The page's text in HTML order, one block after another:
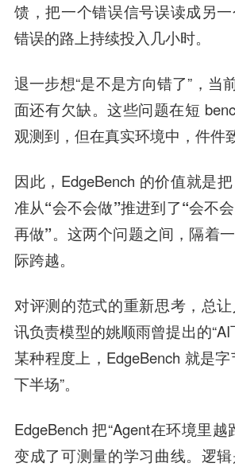
馈，把一个错误信号误读成另
错误的路上持续投入几小时。
退一步想“是不是方向错了”，当
面还有欠缺。这些问题在短
观测到，但在真实环境中，件件
因此，EdgeBench 的价值就是
准从“会不会做”推进到了“会不
再做”。这两个问题之间，隔着
际跨越。
对评测的范式的重新思考，总
讯负责模型的姚顺雨曾提出的“AI
某种程度上，EdgeBench 就是
下半场”。
EdgeBench 把“Agent在环境里
变成了可测量的学习曲线。 逻